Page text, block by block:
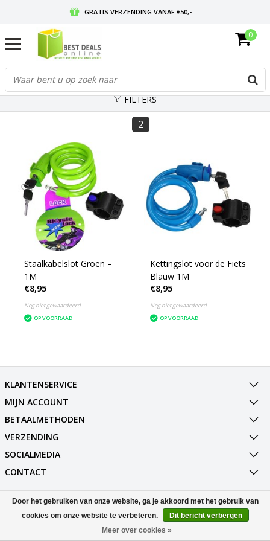
GRATIS VERZENDING VANAF €50,-
GRATIS RETOURNEREN EN 30 DAGEN BEDENKTIJD
0
FILTERS
2
Staalkabelslot Groen –
1M
€8,95
Nog niet gewaardeerd
OP VOORRAAD
Kettingslot voor de Fiets
Blauw 1M
€8,95
Nog niet gewaardeerd
OP VOORRAAD
KLANTENSERVICE
MIJN ACCOUNT
BETAALMETHODEN
VERZENDING
SOCIALMEDIA
CONTACT
© Copyright 2026 Best Deals Online BV Powered byLightspeed
All rights reserved byInStijl Media
Door het gebruiken van onze website, ga je akkoord met het gebruik van
cookies om onze website te verbeteren.
Dit bericht verbergen
Meer over cookies »